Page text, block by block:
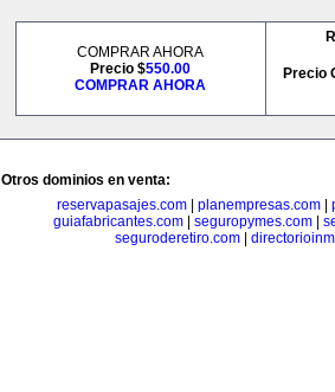
COMPRAR AHORA
Precio $550.00
COMPRAR AHORA
Precio
Otros dominios en venta:
reservapasajes.com
planempresas.com
guiafabricantes.com| seguropymes.com|
seguroderetiro.com|